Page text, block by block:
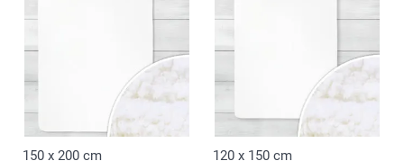
150 x 200 cm 120 x 150 cm